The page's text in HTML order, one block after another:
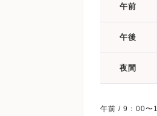
午前
午後
夜間
午前 / 9：00